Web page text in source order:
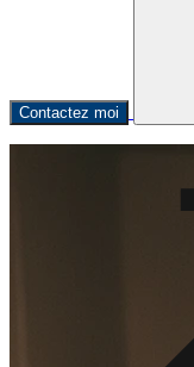
Contactez moi